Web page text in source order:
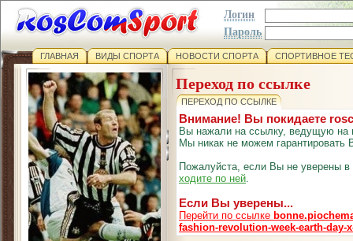
Логин
Пароль
ГЛАВНАЯ ВИДЫ СПОРТА НОВОСТИ СПОРТА СПОРТИВНОЕ
Переход по ссылке
ПЕРЕХОД ПО ССЫЛКЕ
Внимание! Вы покидаете
Вы нажали на ссылку, ведущую на
Мы никак не можем гарантировать
Пожалуйста, если Вы не уверены
ходите по ней.
Если Вы уверены...
Перейти по ссылке
fashion-revolution-week-earth-